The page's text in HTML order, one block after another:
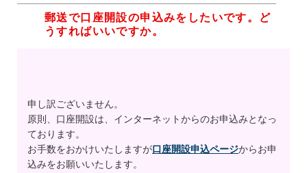
郵送で口座開設の申込みをしたいです。ど
うすればいいですか。
申し訳ございません。
原則、口座開設は、インターネットからのお申込みとなっ
ております。
お手数をおかけいたしますが口座開設申込ページからお申
込みをお願いいたします。